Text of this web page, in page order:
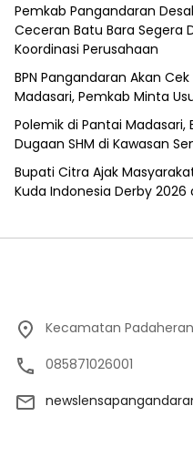
Pemkab Pangandaran
Ceceran Batu Bara Segera
Koordinasi Perusahaan
BPN Pangandaran Akan
Madasari, Pemkab Minta
Polemik di Pantai Madasari,
Dugaan SHM di Kawasan
Bupati Citra Ajak
Kuda Indonesia Derby 2026
Kecamatan
085871026001